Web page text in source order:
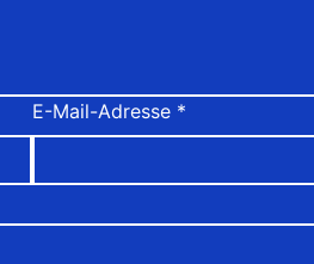
E-Mail-Adresse *